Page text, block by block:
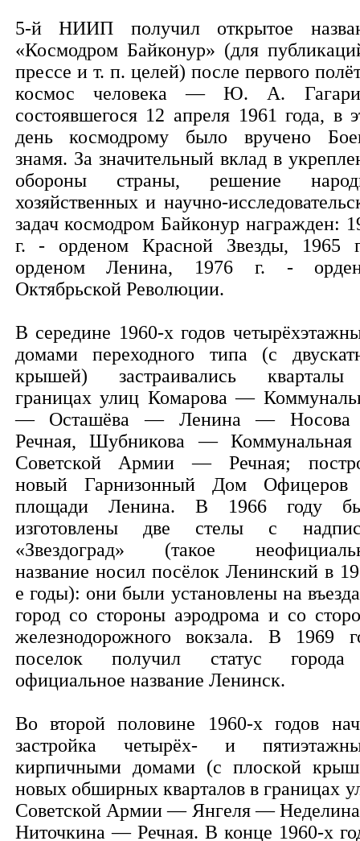
5-й НИИП получил открытое
«Космодром Байконур» (для
прессе и т. п. целей) после первого
космос человека — Ю. А.
состоявшегося 12 апреля 1961 года, в
день космодрому было вручено
знамя. За значительный вклад в
обороны страны, решение
хозяйственных и научно-
задач космодром Байконур награжден:
г. - орденом Красной Звезды, 1965
орденом Ленина, 1976 г. -
Октябрьской Революции.
В середине 1960-х годов
домами переходного типа (с
крышей) застраивались
границах улиц Комарова —
— Осташёва — Ленина —
Речная, Шубникова —
Советской Армии — Речная;
новый Гарнизонный Дом Офицеров
площади Ленина. В 1966 году
изготовлены две стелы с
«Звездоград» (такое
название носил посёлок Ленинский в
е годы): они были установлены на
город со стороны аэродрома и со
железнодорожного вокзала. В 1969
поселок получил статус
официальное название Ленинск.
Во второй половине 1960-х годов
застройка четырёх- и
кирпичными домами (с плоской
новых обширных кварталов в границах
Советской Армии — Янгеля —
Ниточкина — Речная. В конце 1960-х